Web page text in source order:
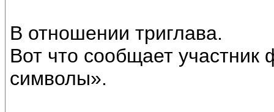
В отношении триглава.
Вот что сообщает
символы».